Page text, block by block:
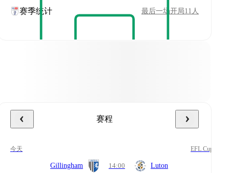
赛季统计 最后一场开局11人
赛程
今天 EFL Cup
Gillingham 14:00 Luton